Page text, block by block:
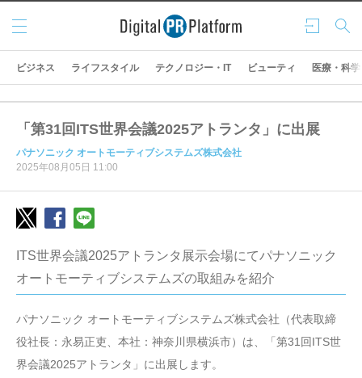
ログ
イン
検索
メニ
ュー
ビジネス ライフスタイル テクノロジー・IT ビューティ 医療・科学
「第31回ITS世界会議2025アトランタ」に出展
パナソニック オートモーティブシステムズ株式会社
2025年08月05日 11:00
ITS世界会議2025アトランタ展示会場にてパナソニック
オートモーティブシステムズの取組みを紹介
パナソニック オートモーティブシステムズ株式会社（代表取締
役社長：永易正吏、本社：神奈川県横浜市）は、「第31回ITS世
界会議2025アトランタ」に出展します。